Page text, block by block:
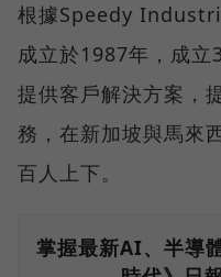
根據Speedy
成立於1987年，成立
提供客戶解決方案，
務，在新加坡與馬來
百人上下。
掌握最新AI、半導